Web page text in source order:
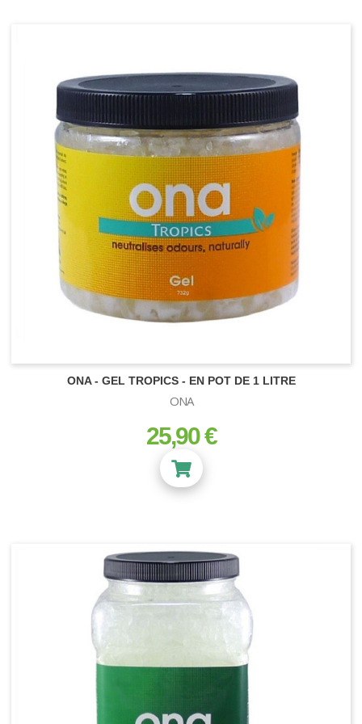
Substrats Orchidées
PLAGRON
ACCESSOIRES DE BOUTURAGE
Boutures et semis
ACCESSOIRES DE RECOLTE
Ciseaux - Effeuilleuse
Filets de séchage
ONA - GEL TROPICS - EN POT DE 1 LITRE
ONA
prix
25,90 €